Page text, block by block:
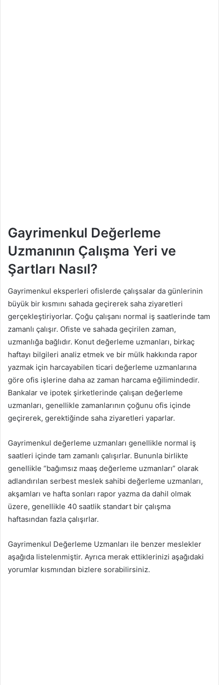
Gayrimenkul Değerleme
Uzmanının Çalışma Yeri ve
Şartları Nasıl?
Gayrimenkul eksperleri ofislerde çalışsalar da günlerinin
büyük bir kısmını sahada geçirerek saha ziyaretleri
gerçekleştiriyorlar. Çoğu çalışanı normal iş saatlerinde tam
zamanlı çalışır. Ofiste ve sahada geçirilen zaman,
uzmanlığa bağlıdır. Konut değerleme uzmanları, birkaç
haftayı bilgileri analiz etmek ve bir mülk hakkında rapor
yazmak için harcayabilen ticari değerleme uzmanlarına
göre ofis işlerine daha az zaman harcama eğilimindedir.
Bankalar ve ipotek şirketlerinde çalışan değerleme
uzmanları, genellikle zamanlarının çoğunu ofis içinde
geçirerek, gerektiğinde saha ziyaretleri yaparlar.
Gayrimenkul değerleme uzmanları genellikle normal iş
saatleri içinde tam zamanlı çalışırlar. Bununla birlikte
genellikle “bağımsız maaş değerleme uzmanları” olarak
adlandırılan serbest meslek sahibi değerleme uzmanları,
akşamları ve hafta sonları rapor yazma da dahil olmak
üzere, genellikle 40 saatlik standart bir çalışma
haftasından fazla çalışırlar.
Gayrimenkul Değerleme Uzmanları ile benzer meslekler
aşağıda listelenmiştir. Ayrıca merak ettiklerinizi aşağıdaki
yorumlar kısmından bizlere sorabilirsiniz.